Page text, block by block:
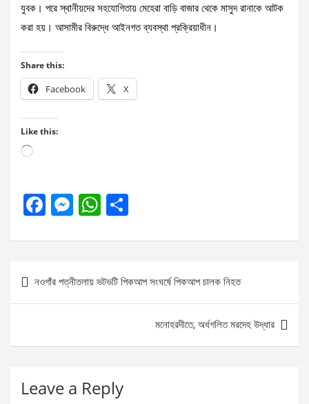
যুবক। পরে স্থানীয়দের সহযোগিতায় মেহেরা বাড়ি বাজার থেকে মাসুদ রানাকে আটক
করা হয়। আসামীর বিরুদ্ধে আইনগত ব্যবস্থা প্রক্রিয়াধীন।
Share this:
Facebook X
Like this:
Loading…
F
ce
b
o
M
se
n
g
W
at
s
A
ar
Post
navigation
নওগাঁর পত্নীতলায় ভটভটি পিকআপ সংঘর্ষে পিকআপ চালক নিহত
মনোহরদীতে, অর্ধগলিত মরদেহ উদ্ধার
Leave a Reply